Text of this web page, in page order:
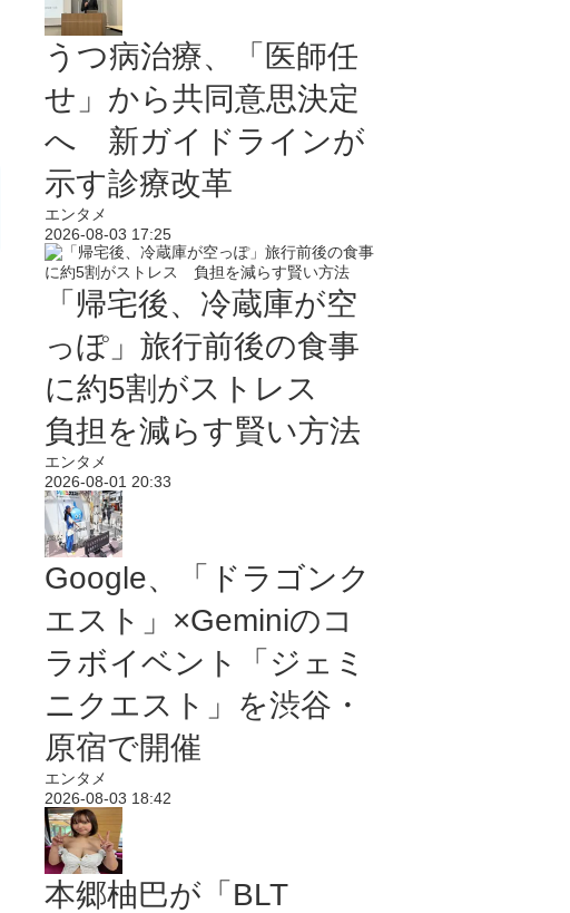
うつ病治療、「医師任
せ」から共同意思決定
へ 新ガイドラインが
示す診療改革
エンタメ
2026-08-03 17:25
「帰宅後、冷蔵庫が空
っぽ」旅行前後の食事
に約5割がストレス
負担を減らす賢い方法
エンタメ
2026-08-01 20:33
Google、「ドラゴンク
エスト」×Geminiのコ
ラボイベント「ジェミ
ニクエスト」を渋谷・
原宿で開催
エンタメ
2026-08-03 18:42
本郷柚巴が「BLT